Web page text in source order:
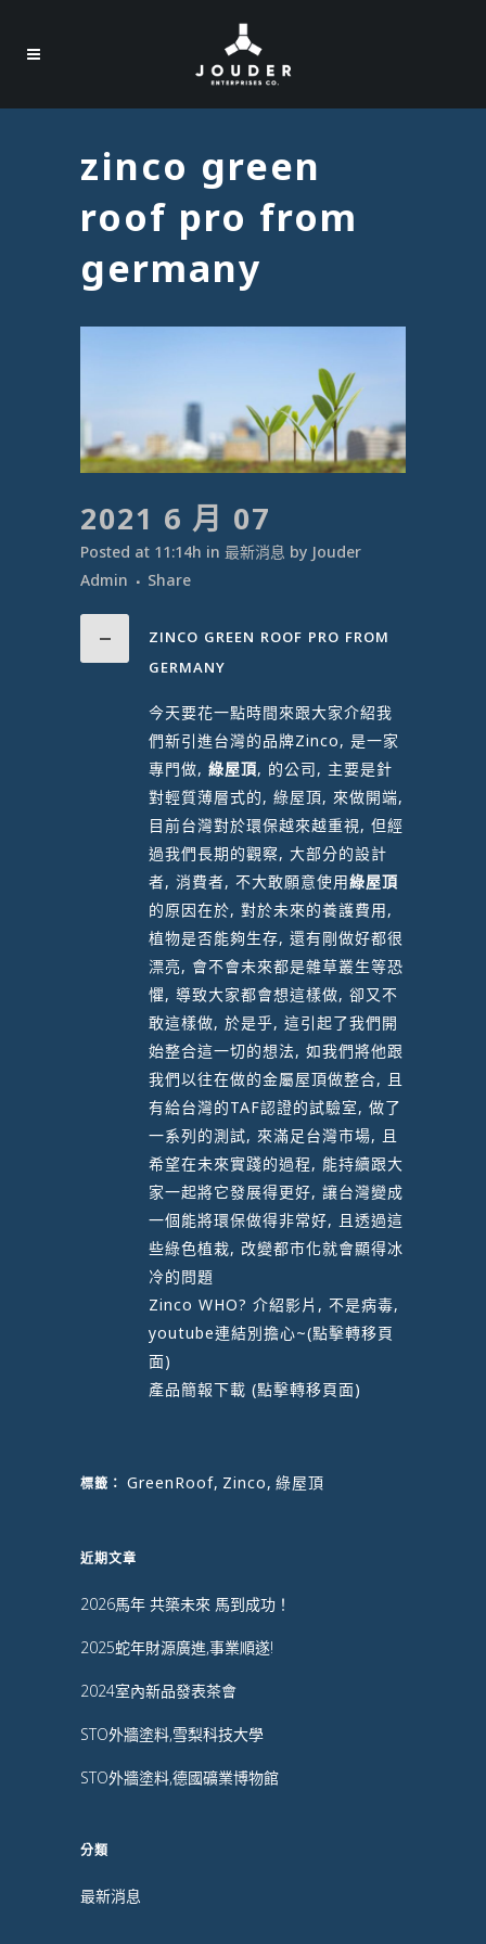
zinco green
roof pro from
germany
2021 6 月 07
Posted at 11:14h in 最新消息 by Jouder
Admin
Share
ZINCO GREEN ROOF PRO FROM
GERMANY
今天要花一點時間來跟大家介紹我
們新引進台灣的品牌Zinco, 是一家
專門做, 綠屋頂, 的公司, 主要是針
對輕質薄層式的, 綠屋頂, 來做開端,
目前台灣對於環保越來越重視, 但經
過我們長期的觀察, 大部分的設計
者, 消費者, 不大敢願意使用綠屋頂
的原因在於, 對於未來的養護費用,
植物是否能夠生存, 還有剛做好都很
漂亮, 會不會未來都是雜草叢生等恐
懼, 導致大家都會想這樣做, 卻又不
敢這樣做, 於是乎, 這引起了我們開
始整合這一切的想法, 如我們將他跟
我們以往在做的金屬屋頂做整合, 且
有給台灣的TAF認證的試驗室, 做了
一系列的測試, 來滿足台灣市場, 且
希望在未來實踐的過程, 能持續跟大
家一起將它發展得更好, 讓台灣變成
一個能將環保做得非常好, 且透過這
些綠色植栽, 改變都市化就會顯得冰
冷的問題
Zinco WHO? 介紹影片, 不是病毒,
youtube連結別擔心~(點擊轉移頁
面)
產品簡報下載 (點擊轉移頁面)
標籤： GreenRoof, Zinco, 綠屋頂
近期文章
2026馬年 共築未來 馬到成功！
2025蛇年財源廣進,事業順遂!
2024室內新品發表茶會
STO外牆塗料,雪梨科技大學
STO外牆塗料,德國礦業博物館
分類
最新消息